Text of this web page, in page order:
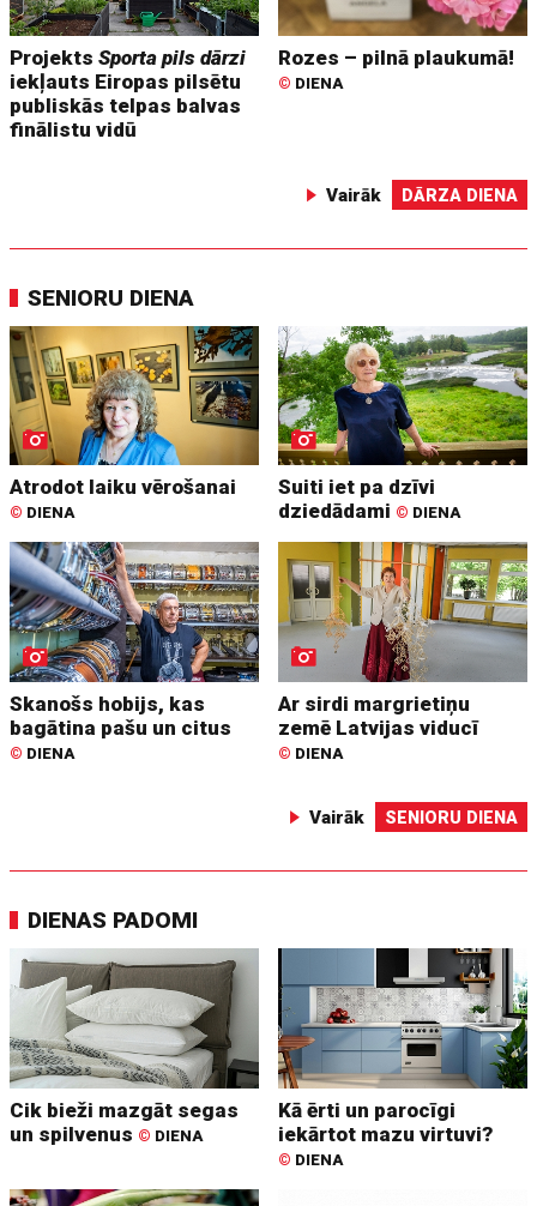
ProjektsSporta pils dārzi
iekļauts Eiropas pilsētu
publiskās telpas balvas
finālistu vidū
Rozes – pilnā plaukumā!
© DIENA
Vairāk DĀRZA DIENA
SENIORU DIENA
Atrodot laiku vērošanai
© DIENA
Suiti iet pa dzīvi
dziedādami © DIENA
Skanošs hobijs, kas
bagātina pašu un citus
© DIENA
Ar sirdi margrietiņu
zemē Latvijas viducī
© DIENA
Vairāk SENIORU DIENA
DIENAS PADOMI
Cik bieži mazgāt segas
un spilvenus © DIENA
Kā ērti un parocīgi
iekārtot mazu virtuvi?
© DIENA